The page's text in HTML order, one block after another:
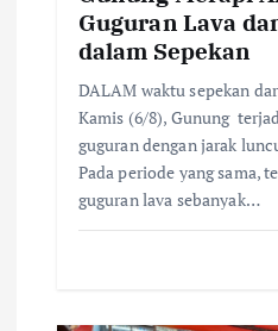
Guguran Lava
dalam Sepekan
DALAM waktu sepekan
Kamis (6/8), Gunung
guguran dengan jarak
Pada periode yang sama,
guguran lava sebanyak…